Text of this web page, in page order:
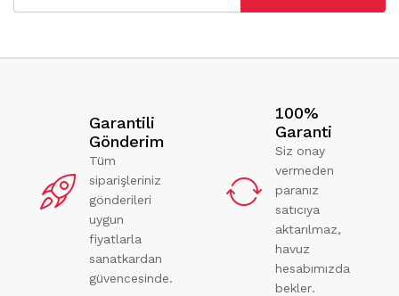
Garantili
Gönderim
Tüm
siparişleriniz
gönderileri
uygun
fiyatlarla
sanatkardan
güvencesinde.
100%
Garanti
Siz onay
vermeden
paranız
satıcıya
aktarılmaz,
havuz
hesabımızda
bekler.